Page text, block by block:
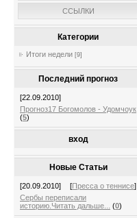
ССЫЛКИ
Категории
Итоги недели [9]
Последний прогноз
[22.09.2010]
Прогноз17 Богомолов - Удомчоук
(5)
вход
Новые Статьи
[20.09.2010] [Пресса о теннисе]
Сербы переписали
историю.Читать дальше...
(0)